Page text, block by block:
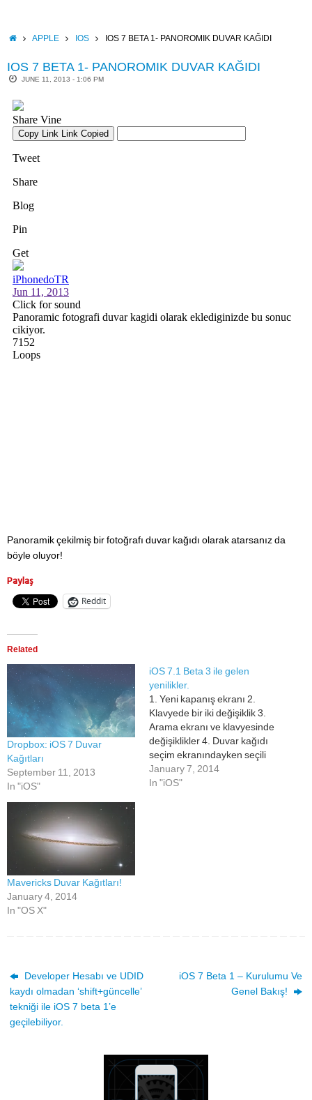
contentHOMEAPPLE IOS IOS 7 BETA 1- PANOROMIK DUVAR KAĞIDI
IOS 7 BETA 1- PANOROMIK DUVAR KAĞIDI
JUNE 11, 2013 - 1:06 PM
Panoramik çekilmiş bir fotoğrafı duvar kağıdı olarak atarsanız da
böyle oluyor!
Paylaş
Reddit
Related
Dropbox: iOS 7 Duvar
Kağıtları
September 11, 2013
In "iOS"
iOS 7.1 Beta 3 ile gelen
yenilikler.
1. Yeni kapanış ekranı 2.
Klavyede bir iki değişiklik 3.
Arama ekranı ve klavyesinde
değişiklikler 4. Duvar kağıdı
seçim ekranındayken seçili
olan duvar kağıdına dokunup
yeniden ayarlama yapabiliyor
January 7, 2014
In "iOS"
Mavericks Duvar Kağıtları!
January 4, 2014
In "OS X"
Developer Hesabı ve UDID
kaydı olmadan ‘shift+güncelle’
tekniği ile iOS 7 beta 1’e
geçilebiliyor.
iOS 7 Beta 1 – Kurulumu Ve
Genel Bakış!